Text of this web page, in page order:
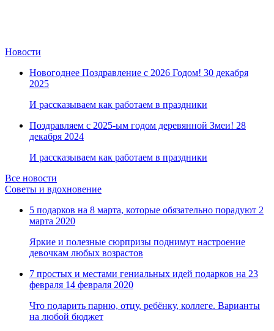
Новости
Новогоднее Поздравление с 2026 Годом! 30 декабря
2025
И рассказываем как работаем в праздники
Поздравляем с 2025-ым годом деревянной Змеи! 28
декабря 2024
И рассказываем как работаем в праздники
Все новости
Советы и вдохновение
5 подарков на 8 марта, которые обязательно порадуют 2
марта 2020
Яркие и полезные сюрпризы поднимут настроение
девочкам любых возрастов
7 простых и местами гениальных идей подарков на 23
февраля 14 февраля 2020
Что подарить парню, отцу, ребёнку, коллеге. Варианты
на любой бюджет